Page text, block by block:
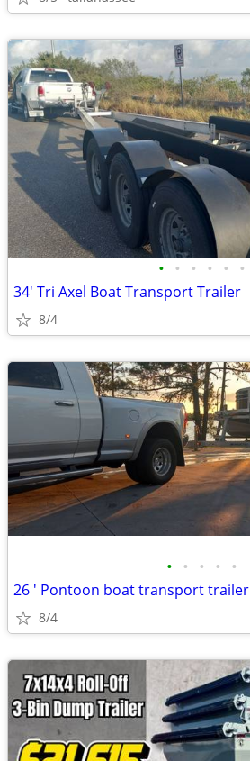
• • • • • •
34' Tri Axel Boat Transport Trailer
8/4
• • • • •
26 ' Pontoon boat transport trailer
8/4